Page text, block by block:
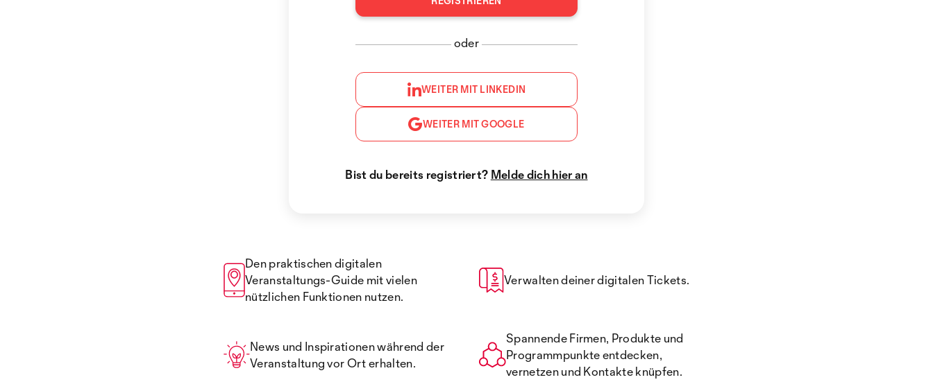
oder
WEITER MIT LINKEDIN
WEITER MIT GOOGLE
Bist du bereits registriert? Melde dich hier an
Den praktischen digitalen
Veranstaltungs-Guide mit vielen
nützlichen Funktionen nutzen.
Verwalten deiner digitalen Tickets.
News und Inspirationen während der
Veranstaltung vor Ort erhalten.
Spannende Firmen, Produkte und
Programmpunkte entdecken,
vernetzen und Kontakte knüpfen.